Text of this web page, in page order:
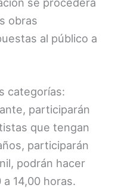
obras
al público a
categorías:
participarán
que tengan
participarán
podrán hacer
14,00 horas.